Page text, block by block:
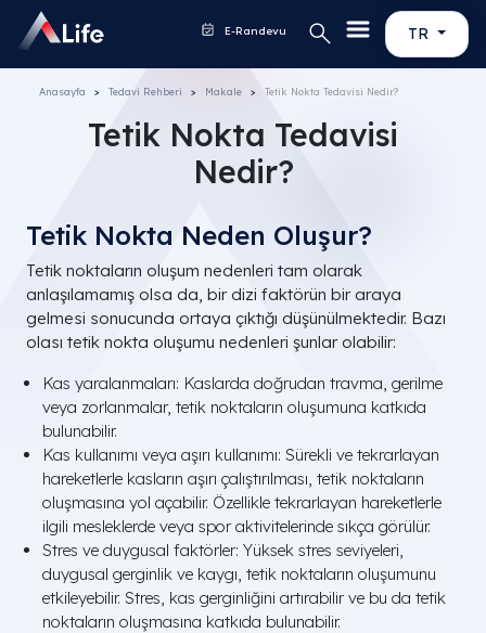
TR
E-Randevu
Anasayfa Tedavi Rehberi Makale Tetik Nokta Tedavisi Nedir?
Tetik Nokta Tedavisi
Nedir?
Tetik Nokta Neden Oluşur?
Tetik noktaların oluşum nedenleri tam olarak
anlaşılamamış olsa da, bir dizi faktörün bir araya
gelmesi sonucunda ortaya çıktığı düşünülmektedir. Bazı
olası tetik nokta oluşumu nedenleri şunlar olabilir:
Kas yaralanmaları: Kaslarda doğrudan travma, gerilme
veya zorlanmalar, tetik noktaların oluşumuna katkıda
bulunabilir.
Kas kullanımı veya aşırı kullanımı: Sürekli ve tekrarlayan
hareketlerle kasların aşırı çalıştırılması, tetik noktaların
oluşmasına yol açabilir. Özellikle tekrarlayan hareketlerle
ilgili mesleklerde veya spor aktivitelerinde sıkça görülür.
Stres ve duygusal faktörler: Yüksek stres seviyeleri,
duygusal gerginlik ve kaygı, tetik noktaların oluşumunu
etkileyebilir. Stres, kas gerginliğini artırabilir ve bu da tetik
noktaların oluşmasına katkıda bulunabilir.